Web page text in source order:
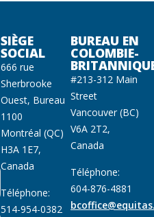
SIÈGE
SOCIAL
666 rue
Sherbrooke
Ouest, Bureau
1100
Montréal (QC)
H3A 1E7,
Canada
Téléphone:
514-954-0382
BUREAU EN
COLOMBIE-
#213-312 Main
Street
Vancouver (BC)
V6A 2T2,
Canada
Téléphone:
604-876-4881